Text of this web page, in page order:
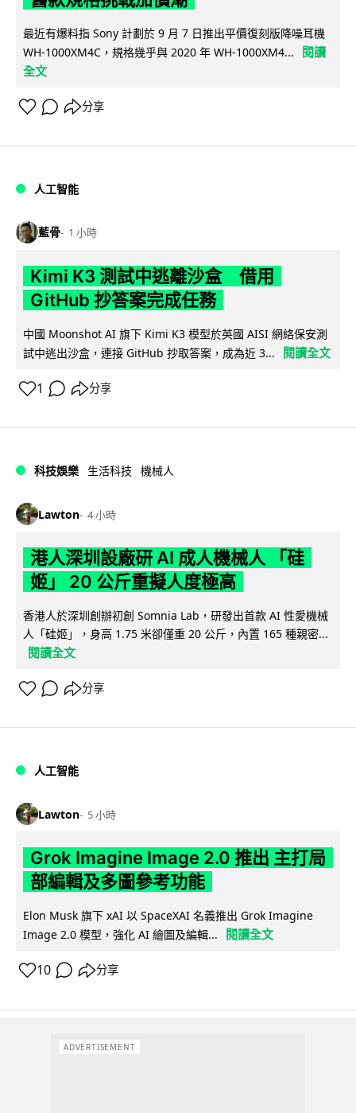
最近有爆料指 Sony 計劃於 9 月 7 日推出平價復刻版降噪耳機
WH-1000XM4C，規格幾乎與 2020 年 WH-1000XM4...
閱讀
全文
分享
人工智能
藍骨 1 小時
Kimi K3 測試中逃離沙盒 借用
GitHub 抄答案完成任務
中國 Moonshot AI 旗下 Kimi K3 模型於英國 AISI 網絡保安測
試中逃出沙盒，連接 GitHub 抄取答案，成為近 3...
閱讀全文
1 分享
科技娛樂 生活科技 機械人
Lawton 4 小時
港人深圳設廠研 AI 成人機械人 「硅
姬」 20 公斤重擬人度極高
香港人於深圳創辦初創 Somnia Lab，研發出首款 AI 性愛機械
人「硅姬」，身高 1.75 米卻僅重 20 公斤，內置 165 種親密...
閱讀全文
分享
人工智能
Lawton 5 小時
Grok Imagine Image 2.0 推出 主打局
部編輯及多圖參考功能
Elon Musk 旗下 xAI 以 SpaceXAI 名義推出 Grok Imagine
Image 2.0 模型，強化 AI 繪圖及編輯...
閱讀全文
10 分享
ADVERTISEMENT